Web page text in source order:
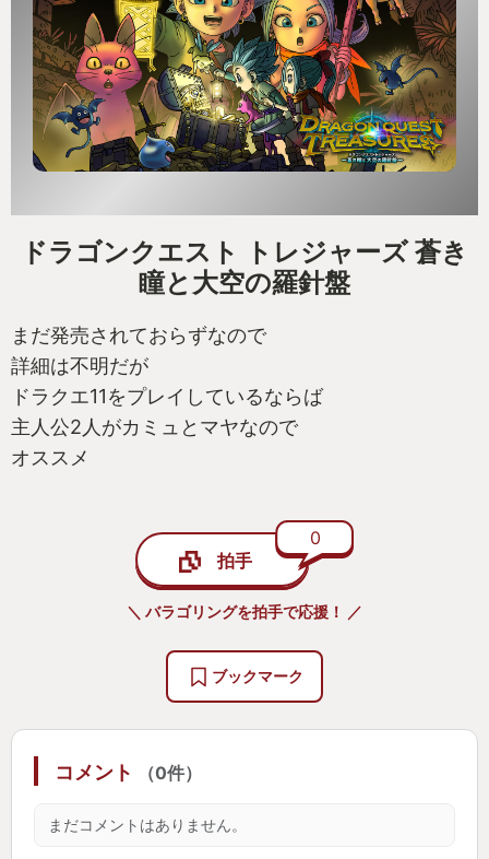
ドラゴンクエスト トレジャーズ 蒼き
瞳と大空の羅針盤
まだ発売されておらずなので
詳細は不明だが
ドラクエ11をプレイしているならば
主人公2人がカミュとマヤなので
オススメ
拍手
0
＼ バラゴリングを拍手で応援！ ／
ブックマーク
コメント （0件）
まだコメントはありません。